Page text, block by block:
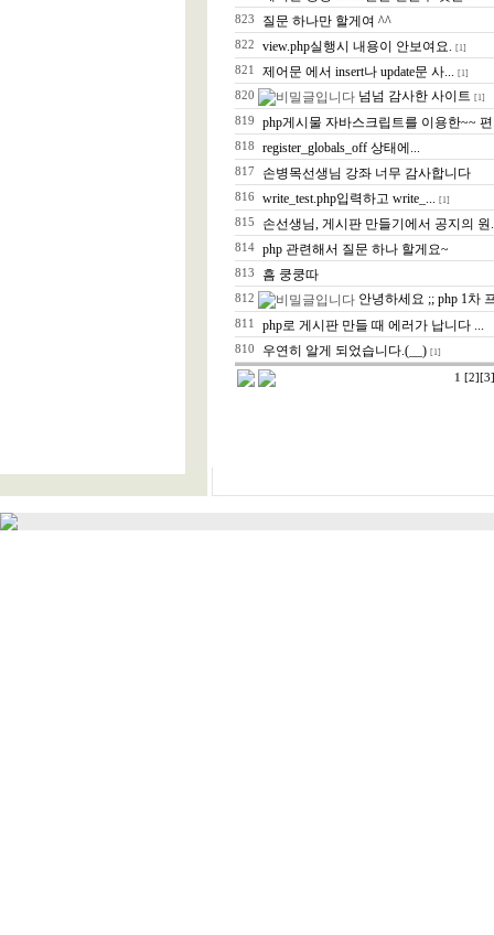
823 질문 하나만 할게여 ^^
822 view.php실행시 내용이 안보여요. [1]
821 제어문 에서 insert나 update문 사... [1]
820 넘넘 감사한 사이트 [1]
819 php게시물 자바스크립트를 이용한~~
818 register_globals_off 상태에...
817 손병목선생님 강좌 너무 감사합니다
816 write_test.php입력하고 write_... [1]
815 손선생님, 게시판 만들기에서 공지의 원
814 php 관련해서 질문 하나 할게요~
813 흠 쿵쿵따
812 안녕하세요 ;; php 1차
811 php로 게시판 만들 때 에러가 납니다 ...
810 우연히 알게 되었습니다.(__) [1]
1 [2] [3]